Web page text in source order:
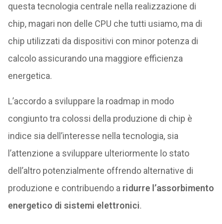
questa tecnologia centrale nella realizzazione di
chip, magari non delle CPU che tutti usiamo, ma di
chip utilizzati da dispositivi con minor potenza di
calcolo assicurando una maggiore efficienza
energetica.
L’accordo a sviluppare la roadmap in modo
congiunto tra colossi della produzione di chip è
indice sia dell’interesse nella tecnologia, sia
l’attenzione a sviluppare ulteriormente lo stato
dell’altro potenzialmente offrendo alternative di
produzione e contribuendo a ridurre l’assorbimento
energetico di sistemi elettronici.